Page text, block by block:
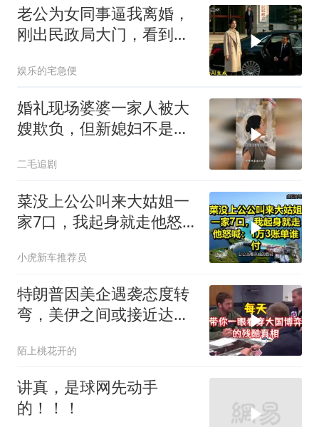
老公为女同事逼我离婚，
刚出民政局大门，看到我
娱乐的宅急便
婚礼现场婆婆一家人被大
嫂欺负，但新媳妇不是好
二毛追剧
菜没上公公叫来大姑姐一
家7口，我起身就走他怒
小虎新车推荐员
特朗普因美企遇袭态度转
弯，美伊之间或接近达成
陌上桃花开的
讲真，是球网先动手
的！！！